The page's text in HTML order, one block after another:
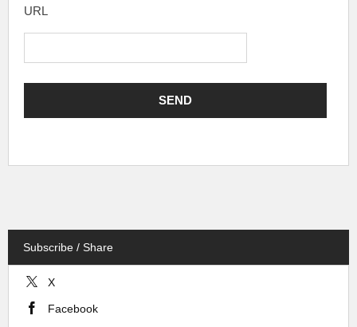
URL
Subscribe / Share
X
Facebook